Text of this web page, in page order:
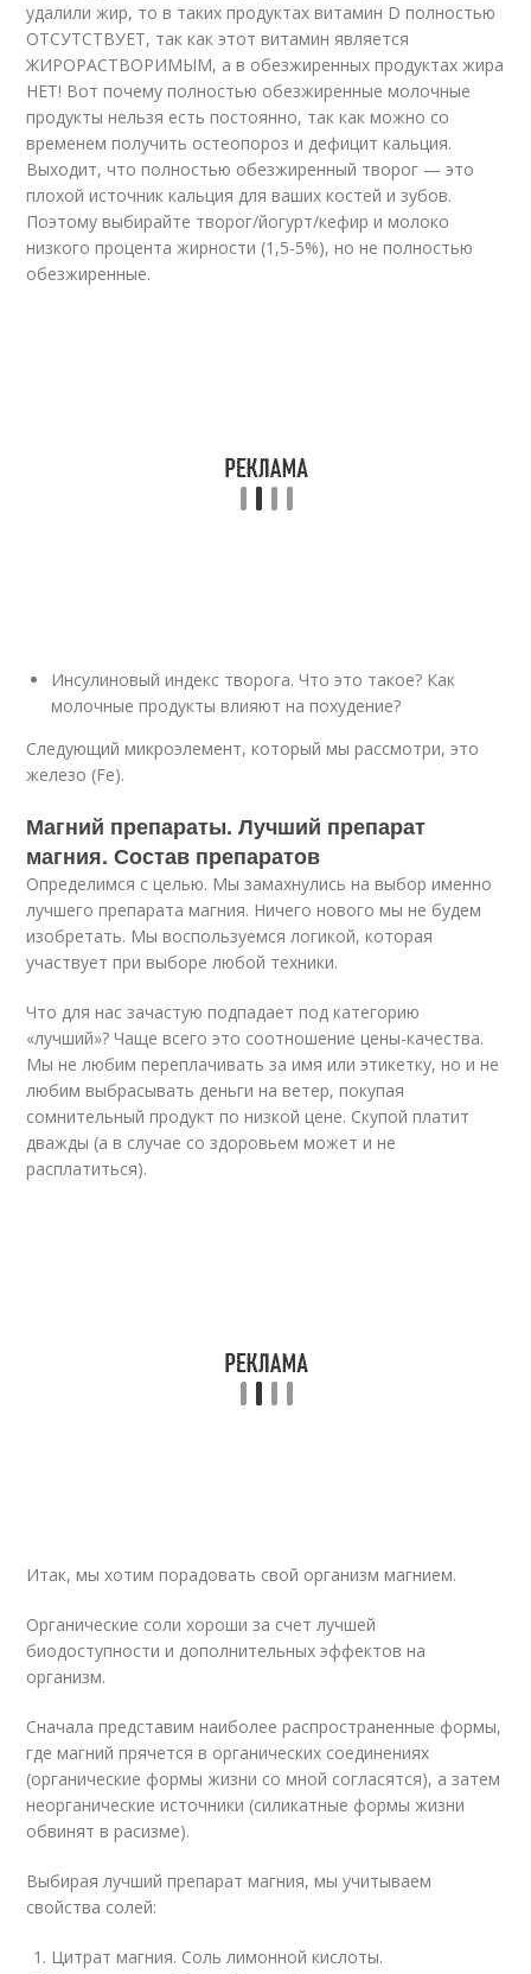
удалили жир, то в таких продуктах витамин D полностью
ОТСУТСТВУЕТ, так как этот витамин является
ЖИРОРАСТВОРИМЫМ, а в обезжиренных продуктах жира
НЕТ! Вот почему полностью обезжиренные молочные
продукты нельзя есть постоянно, так как можно со
временем получить остеопороз и дефицит кальция.
Выходит, что полностью обезжиренный творог — это
плохой источник кальция для ваших костей и зубов.
Поэтому выбирайте творог/йогурт/кефир и молоко
низкого процента жирности (1,5-5%), но не полностью
обезжиренные.
Инсулиновый индекс творога. Что это такое? Как
молочные продукты влияют на похудение?
Следующий микроэлемент, который мы рассмотри, это
железо (Fe).
Магний препараты. Лучший препарат
магния. Состав препаратов
Определимся с целью. Мы замахнулись на выбор именно
лучшего препарата магния. Ничего нового мы не будем
изобретать. Мы воспользуемся логикой, которая
участвует при выборе любой техники.
Что для нас зачастую подпадает под категорию
«лучший»? Чаще всего это соотношение цены-качества.
Мы не любим переплачивать за имя или этикетку, но и не
любим выбрасывать деньги на ветер, покупая
сомнительный продукт по низкой цене. Скупой платит
дважды (а в случае со здоровьем может и не
расплатиться).
Итак, мы хотим порадовать свой организм магнием.
Органические соли хороши за счет лучшей
биодоступности и дополнительных эффектов на
организм.
Сначала представим наиболее распространенные формы,
где магний прячется в органических соединениях
(органические формы жизни со мной согласятся), а затем
неорганические источники (силикатные формы жизни
обвинят в расизме).
Выбирая лучший препарат магния, мы учитываем
свойства солей:
Цитрат магния. Соль лимонной кислоты.